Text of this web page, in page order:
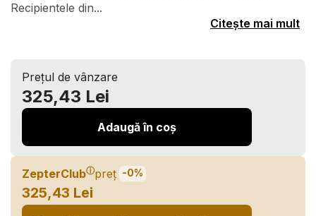
Recipientele din...
Citește mai mult
Prețul de vânzare
325,43 Lei
Adaugă în coș
ZepterClubⓘpreț -0%
325,43 Lei